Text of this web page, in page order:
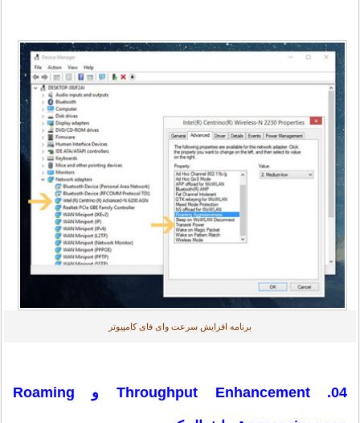
برنامه افزایش سرعت وای فای کامپیوتر
04. Throughput Enhancement و Roaming